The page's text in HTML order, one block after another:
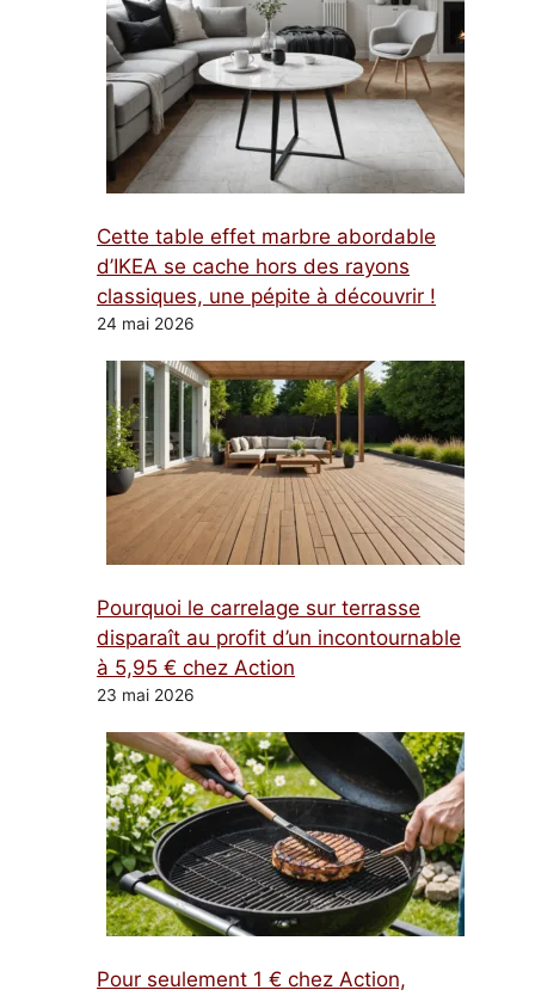
Cette table effet marbre abordable
d’IKEA se cache hors des rayons
classiques, une pépite à découvrir !
24 mai 2026
Pourquoi le carrelage sur terrasse
disparaît au profit d’un incontournable
à 5,95 € chez Action
23 mai 2026
Pour seulement 1 € chez Action,